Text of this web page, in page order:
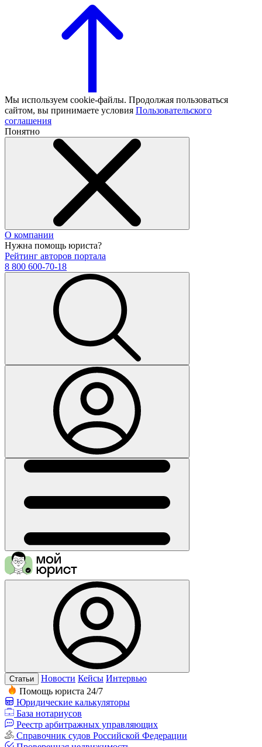
Мы используем cookie-файлы. Продолжая пользоваться
сайтом, вы принимаете условия Пользовательского
соглашения
Понятно
О компании
Нужна помощь юриста?
Рейтинг авторов портала
8 800 600-70-18
Статьи Новости Кейсы Интервью
Помощь юриста 24/7
Юридические калькуляторы
База нотариусов
Реестр арбитражных управляющих
Справочник судов Российской Федерации